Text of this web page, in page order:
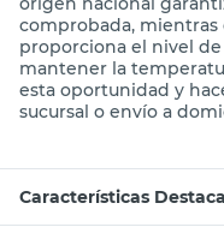
comprobada, mientras
proporciona el nivel
mantener la
esta oportunidad y
sucursal o envío a
Características